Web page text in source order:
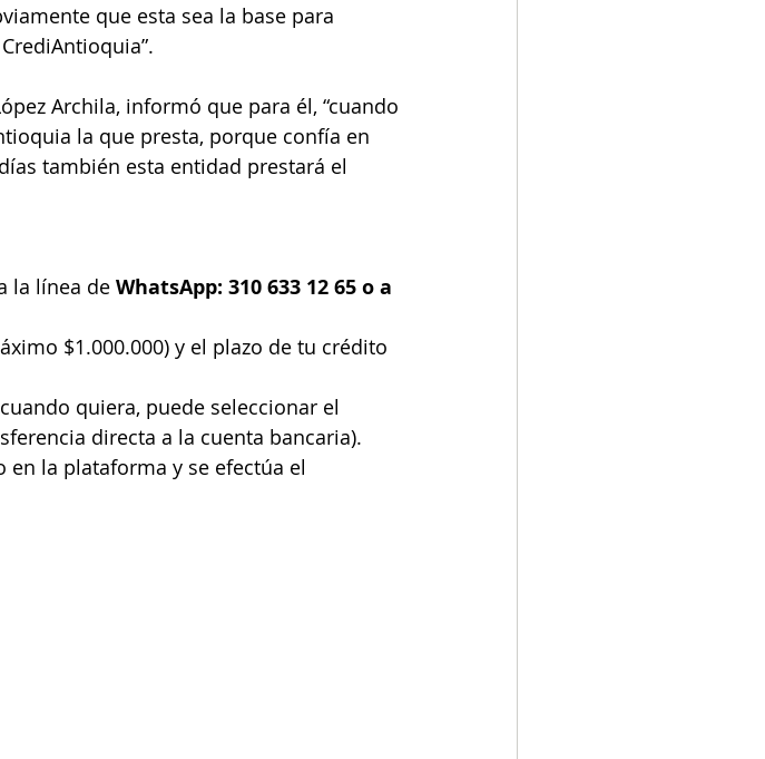
que esta sea la base para
Archila, informó que para él, “cuando
la que presta, porque confía en
también esta entidad prestará el
la línea de WhatsApp: 310 633 12 65 o a
$1.000.000) y el plazo de tu crédito
quiera, puede seleccionar el
directa a la cuenta bancaria).
en la plataforma y se efectúa el